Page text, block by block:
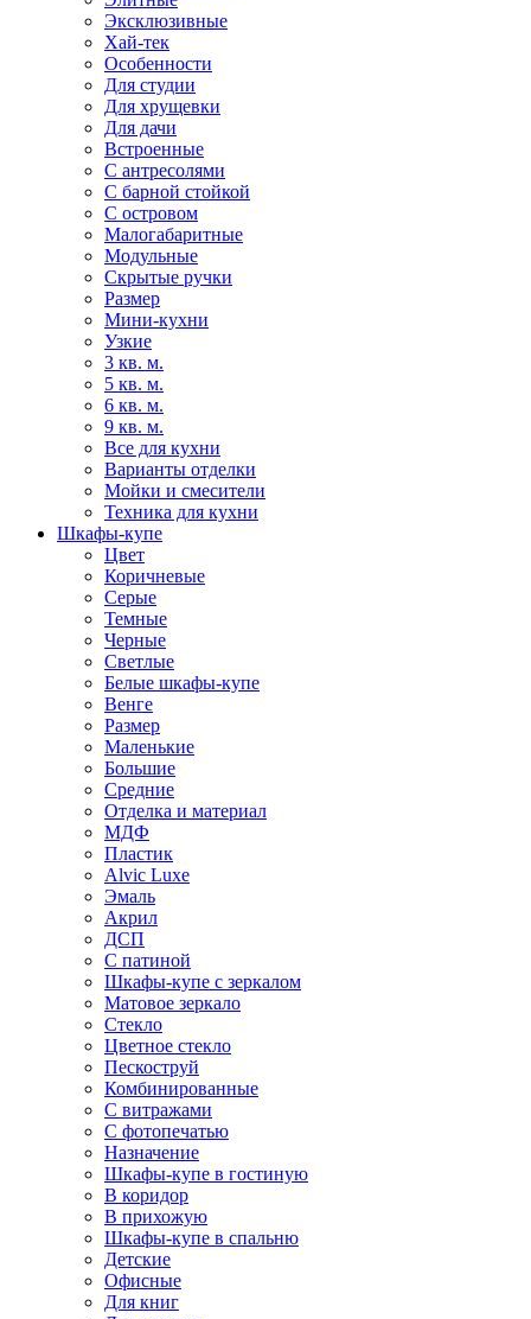
Эксклюзивные
Хай-тек
Особенности
Для студии
Для хрущевки
Для дачи
Встроенные
С антресолями
С барной стойкой
С островом
Малогабаритные
Модульные
Скрытые ручки
Размер
Мини-кухни
Узкие
3 кв. м.
5 кв. м.
6 кв. м.
9 кв. м.
Все для кухни
Варианты отделки
Мойки и смесители
Техника для кухни
Шкафы-купе
Цвет
Коричневые
Серые
Темные
Черные
Светлые
Белые шкафы-купе
Венге
Размер
Маленькие
Большие
Средние
Отделка и материал
МДФ
Пластик
Alvic Luxe
Эмаль
Акрил
ДСП
С патиной
Шкафы-купе с зеркалом
Матовое зеркало
Стекло
Цветное стекло
Пескоструй
Комбинированные
С витражами
С фотопечатью
Назначение
Шкафы-купе в гостиную
В коридор
В прихожую
Шкафы-купе в спальню
Детские
Офисные
Для книг